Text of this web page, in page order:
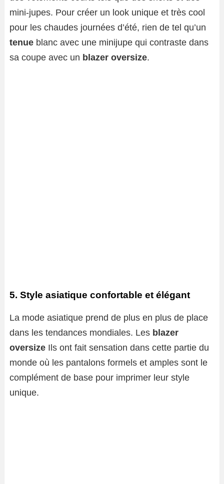
mini-jupes. Pour créer un look unique et très cool
pour les chaudes journées d’été, rien de tel qu’un
tenue blanc avec une minijupe qui contraste dans
sa coupe avec un blazer oversize.
5. Style asiatique confortable et élégant
La mode asiatique prend de plus en plus de place
dans les tendances mondiales. Les blazer
oversize Ils ont fait sensation dans cette partie du
monde où les pantalons formels et amples sont le
complément de base pour imprimer leur style
unique.